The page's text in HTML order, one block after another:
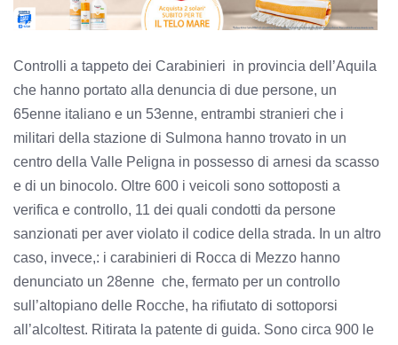
Controlli a tappeto dei Carabinieri in provincia dell’Aquila
che hanno portato alla denuncia di due persone, un
65enne italiano e un 53enne, entrambi stranieri che i
militari della stazione di Sulmona hanno trovato in un
centro della Valle Peligna in possesso di arnesi da scasso
e di un binocolo. Oltre 600 i veicoli sono sottoposti a
verifica e controllo, 11 dei quali condotti da persone
sanzionati per aver violato il codice della strada. In un altro
caso, invece,: i carabinieri di Rocca di Mezzo hanno
denunciato un 28enne che, fermato per un controllo
sull’altopiano delle Rocche, ha rifiutato di sottoporsi
all’alcoltest. Ritirata la patente di guida. Sono circa 900 le